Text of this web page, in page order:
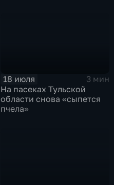
18 июля
3 мин
На пасеках Тульской
области снова «сыпется
пчела»